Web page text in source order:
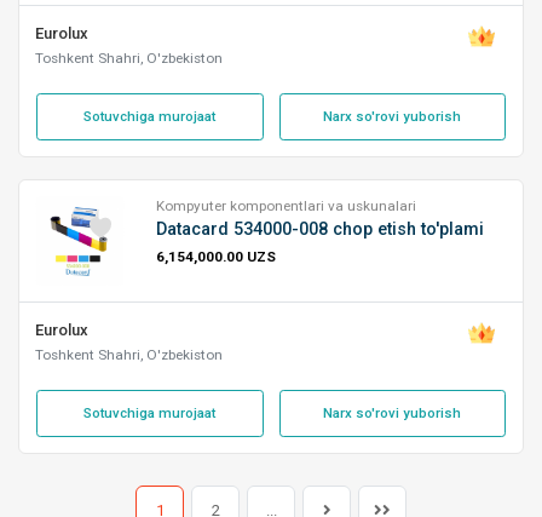
Eurolux
Toshkent Shahri, O'zbekiston
Sotuvchiga murojaat Narx so'rovi yuborish
Kompyuter komponentlari va uskunalari
Datacard 534000-008 chop etish to'plami
6,154,000.00 UZS
Eurolux
Toshkent Shahri, O'zbekiston
Sotuvchiga murojaat Narx so'rovi yuborish
1 2 ...